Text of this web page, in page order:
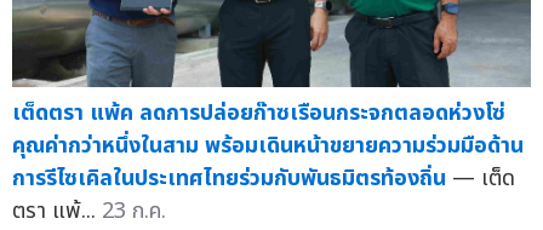
เต็ดตรา แพ้ค ลดการปล่อยก๊าซเรือนกระจกตลอดห่วงโซ่
คุณค่ากว่าหนึ่งในสาม พร้อมเดินหน้าขยายความร่วมมือด้าน
การรีไซเคิลในประเทศไทยร่วมกับพันธมิตรท้องถิ่น — เต็ด
ตรา แพ้... 23 ก.ค.